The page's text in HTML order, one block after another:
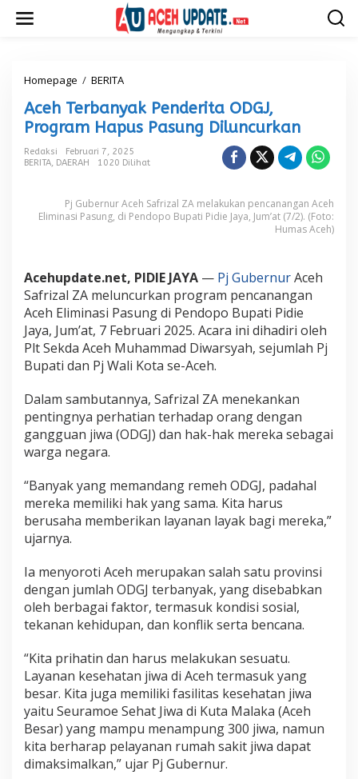
Homepage / BERITA
e
h
T
e
r
n
y
e
n
d
e
r
i
t
O
D
G
J
r
o
g
r
H
a
p
u
s
a
s
u
n
g
D
i
u
Aceh Terbanyak Penderita ODGJ,
Program Hapus Pasung Diluncurkan
Redaksi
Februari 7, 2025
BERITA, DAERAH 1020 Dilihat
Pj Gubernur Aceh Safrizal ZA melakukan pencanangan Aceh
Eliminasi Pasung, di Pendopo Bupati Pidie Jaya, Jum’at (7/2). (Foto:
Humas Aceh)
Acehupdate.net, PIDIE JAYA — Pj GubernurAceh
Safrizal ZA meluncurkan program pencanangan
Aceh Eliminasi Pasung di Pendopo Bupati Pidie
Jaya, Jum’at, 7 Februari 2025. Acara ini dihadiri oleh
Plt Sekda Aceh Muhammad Diwarsyah, sejumlah Pj
Bupati dan Pj Wali Kota se-Aceh.
Dalam sambutannya, Safrizal ZA menekankan
pentingnya perhatian terhadap orang dengan
gangguan jiwa (ODGJ) dan hak-hak mereka sebagai
warga negara.
“Banyak yang memandang remeh ODGJ, padahal
mereka memiliki hak yang sama. Kita harus
berusaha memberikan layanan layak bagi mereka,”
ujarnya.
Ia menyoroti Aceh merupakan salah satu provinsi
dengan jumlah ODGJ terbanyak, yang disebabkan
oleh berbagai faktor, termasuk kondisi sosial,
tekanan kehidupan, dan konflik serta bencana.
“Kita prihatin dan harus melakukan sesuatu.
Layanan kesehatan jiwa di Aceh termasuk yang
besar. Kita juga memiliki fasilitas kesehatan jiwa
yaitu Seuramoe Sehat Jiwa di Kuta Malaka (Aceh
Besar) yang mampu menampung 300 jiwa, namun
kita berharap pelayanan rumah sakit jiwa dapat
dimaksimalkan,” ujar Pj Gubernur.